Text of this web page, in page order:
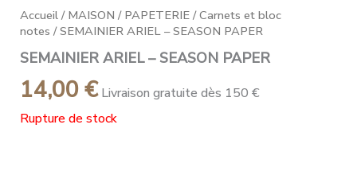
Accueil / MAISON / PAPETERIE /Carnets et bloc
notes / SEMAINIER ARIEL – SEASON PAPER
SEMAINIER ARIEL – SEASON PAPER
14,00€ Livraison gratuite dès 150 €
Rupture de stock